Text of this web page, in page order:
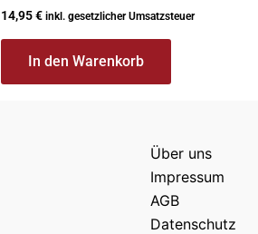
14,95€ inkl. gesetzlicher Umsatzsteuer
In den Warenkorb
Über uns
Impressum
AGB
Datenschutz